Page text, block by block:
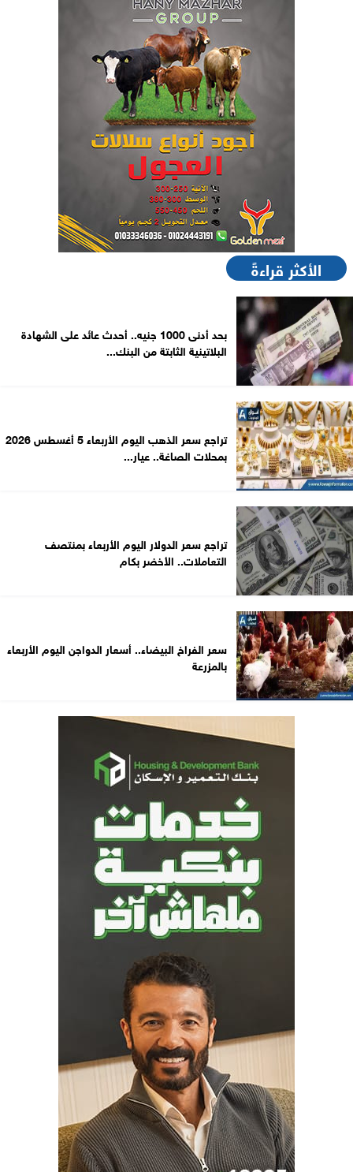
الأكثر قراءةً
بحد أدنى 1000 جنيه.. أحدث عائد على الشهادة
البلاتينية الثابتة من البنك...
تراجع سعر الذهب اليوم الأربعاء 5 أغسطس 2026
بمحلات الصاغة.. عيار...
تراجع سعر الدولار اليوم الأربعاء بمنتصف
التعاملات.. الأخضر بكام
سعر الفراخ البيضاء.. أسعار الدواجن اليوم الأربعاء
بالمزرعة